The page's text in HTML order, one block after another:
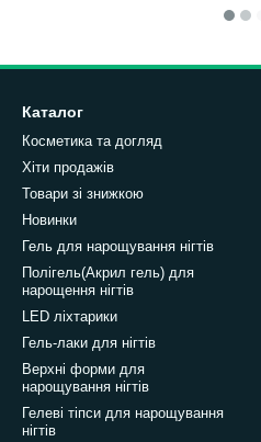
Каталог
Косметика та догляд
Хіти продажів
Товари зі знижкою
Новинки
Гель для нарощування нігтів
Полігель(Акрил гель) для
нарощення нігтів
LED ліхтарики
Гель-лаки для нігтів
Верхні форми для
нарощування нігтів
Гелеві тіпси для нарощування
нігтів